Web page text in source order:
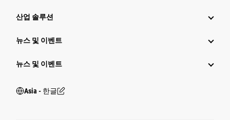
산업 솔루션
뉴스 및 이벤트
뉴스 및 이벤트
Asia - 한글